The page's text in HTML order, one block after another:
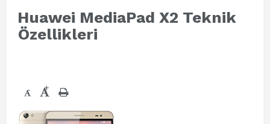
Huawei MediaPad X2 Teknik
Özellikleri
- +